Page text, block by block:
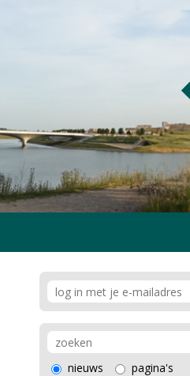
nieuws pagina's